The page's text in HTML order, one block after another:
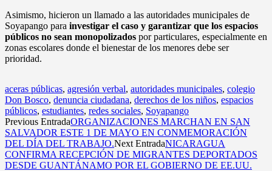
Asimismo, hicieron un llamado a las autoridades municipales de
Soyapango para investigar el caso y garantizar que los espacios
públicos no sean monopolizados por particulares, especialmente en
zonas escolares donde el bienestar de los menores debe ser
prioridad.
aceras públicas, agresión verbal, autoridades municipales, colegio
Don Bosco, denuncia ciudadana, derechos de los niños, espacios
públicos, estudiantes, redes sociales, Soyapango
Previous EntradaORGANIZACIONES MARCHAN EN SAN
SALVADOR ESTE 1 DE MAYO EN CONMEMORACIÓN
DEL DÍA DEL TRABAJO.Next EntradaNICARAGUA
CONFIRMA RECEPCIÓN DE MIGRANTES DEPORTADOS
DESDE GUANTÁNAMO POR EL GOBIERNO DE EE.UU.